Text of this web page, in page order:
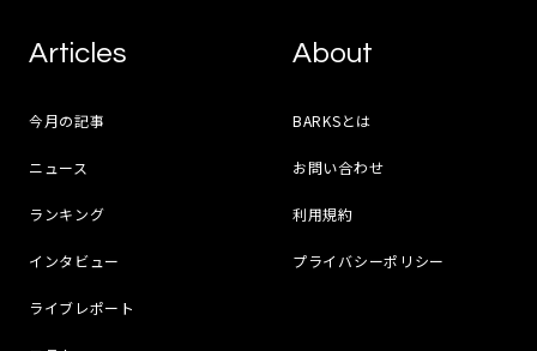
Articles
今月の記事
ニュース
ランキング
インタビュー
ライブレポート
About
BARKSとは
お問い合わせ
利用規約
プライバシーポリシー